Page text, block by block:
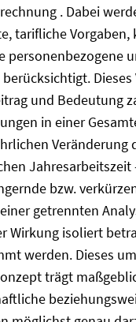
. Dabei
tarifliche
personenbezogene
Dieses
und Bedeutung
in einer
Veränderung
Jahresarbeitszeit
bzw.
getrennten
Wirkung isoliert
werden. Dieses
trägt